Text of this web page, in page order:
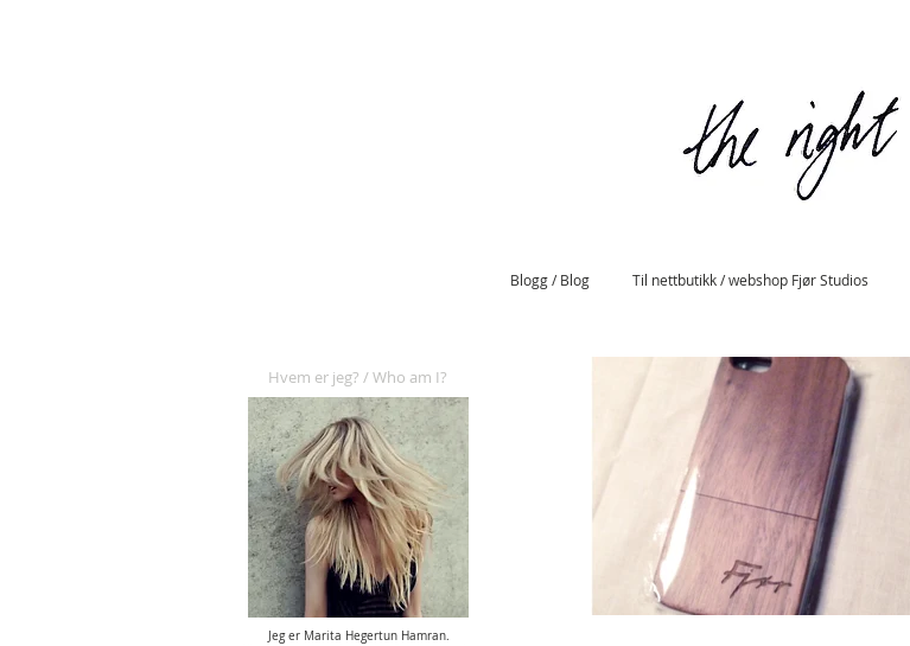
Blogg / Blog Til nettbutikk / webshop Fjør Studios
Hvem er jeg? / Who am I?
Jeg er Marita Hegertun Hamran.